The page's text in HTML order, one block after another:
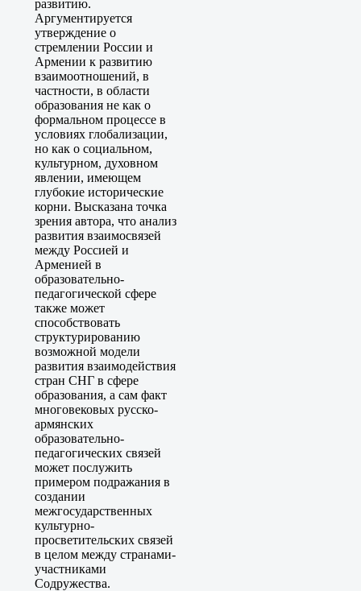
развитию.
Аргументируется
утверждение о
стремлении России и
Армении к развитию
взаимоотношений, в
частности, в области
образования не как о
формальном процессе в
условиях глобализации,
но как о социальном,
культурном, духовном
явлении, имеющем
глубокие исторические
корни. Высказана точка
зрения автора, что анализ
развития взаимосвязей
между Россией и
Арменией в
образовательно-
педагогической сфере
также может
способствовать
структурированию
возможной модели
развития взаимодействия
стран СНГ в сфере
образования, а сам факт
многовековых русско-
армянских
образовательно-
педагогических связей
может послужить
примером подражания в
создании
межгосударственных
культурно-
просветительских связей
в целом между странами-
участниками
Содружества.